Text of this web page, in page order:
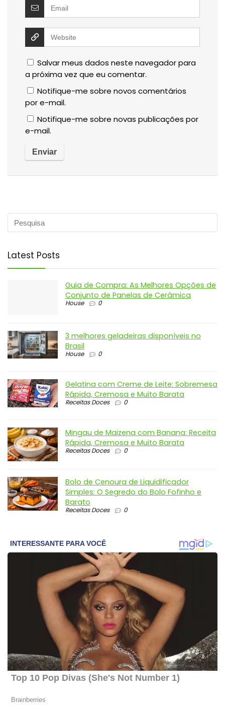
Salvar meus dados neste navegador para
a próxima vez que eu comentar.
Notifique-me sobre novos comentários
por e-mail.
Notifique-me sobre novas publicações por
e-mail.
Latest Posts
Guia de Compra: As Melhores Opções de
Conjunto de Panelas de Cerâmica
House 0
3 melhores geladeiras disponíveis no
Brasil
House 0
Gelatina com Creme de Leite: Sobremesa
Rápida, Cremosa e Muito Barata
Receitas Doces 0
Mingau de Maizena com Banana: Receita
Rápida, Cremosa e Muito Barata
Receitas Doces 0
Bolo de Cenoura de Liquidificador
Simples: O Segredo do Bolo Fofinho e
Barato
Receitas Doces 0